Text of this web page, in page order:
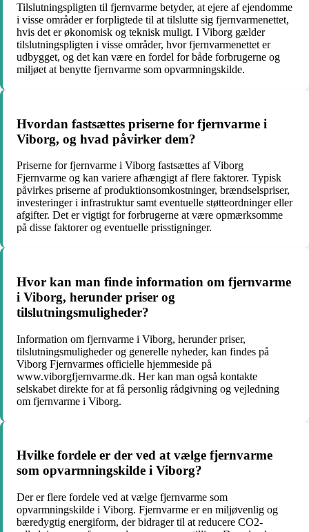
Tilslutningspligten til fjernvarme betyder, at ejere af ejendomme
i visse områder er forpligtede til at tilslutte sig fjernvarmenettet,
hvis det er økonomisk og teknisk muligt. I Viborg gælder
tilslutningspligten i visse områder, hvor fjernvarmenettet er
udbygget, og det kan være en fordel for både forbrugerne og
miljøet at benytte fjernvarme som opvarmningskilde.
Hvordan fastsættes priserne for fjernvarme i
Viborg, og hvad påvirker dem?
Priserne for fjernvarme i Viborg fastsættes af Viborg
Fjernvarme og kan variere afhængigt af flere faktorer. Typisk
påvirkes priserne af produktionsomkostninger, brændselspriser,
investeringer i infrastruktur samt eventuelle støtteordninger eller
afgifter. Det er vigtigt for forbrugerne at være opmærksomme
på disse faktorer og eventuelle prisstigninger.
Hvor kan man finde information om fjernvarme
i Viborg, herunder priser og
tilslutningsmuligheder?
Information om fjernvarme i Viborg, herunder priser,
tilslutningsmuligheder og generelle nyheder, kan findes på
Viborg Fjernvarmes officielle hjemmeside på
www.viborgfjernvarme.dk. Her kan man også kontakte
selskabet direkte for at få personlig rådgivning og vejledning
om fjernvarme i Viborg.
Hvilke fordele er der ved at vælge fjernvarme
som opvarmningskilde i Viborg?
Der er flere fordele ved at vælge fjernvarme som
opvarmningskilde i Viborg. Fjernvarme er en miljøvenlig og
bæredygtig energiform, der bidrager til at reducere CO2-